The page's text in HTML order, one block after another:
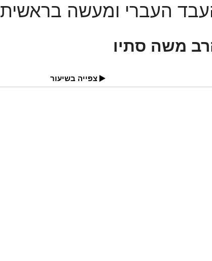
העברי ומעשה בראשית
משה סתיו
צפייה בשיעור